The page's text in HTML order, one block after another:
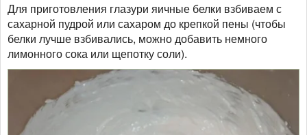
Для приготовления глазури яичные белки взбиваем с
сахарной пудрой или сахаром до крепкой пены (чтобы
белки лучше взбивались, можно добавить немного
лимонного сока или щепотку соли).